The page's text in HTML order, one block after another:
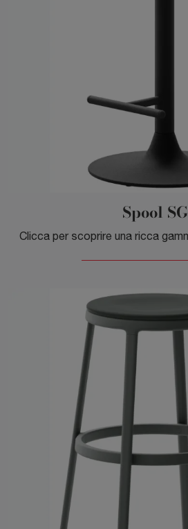
Spool SG